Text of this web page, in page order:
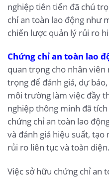
nghiệp tiên tiến đã chú
chỉ an toàn lao động như
chiến lược quản lý rủi ro
Chứng chỉ an toàn lao
quan trọng cho nhân viên
trọng để đánh giá, dự
môi trường làm việc đầy
nghiệp thông minh đã
chứng chỉ an toàn lao
và đánh giá hiệu suất,
rủi ro liên tục và toàn diện.
Việc sở hữu chứng chỉ an